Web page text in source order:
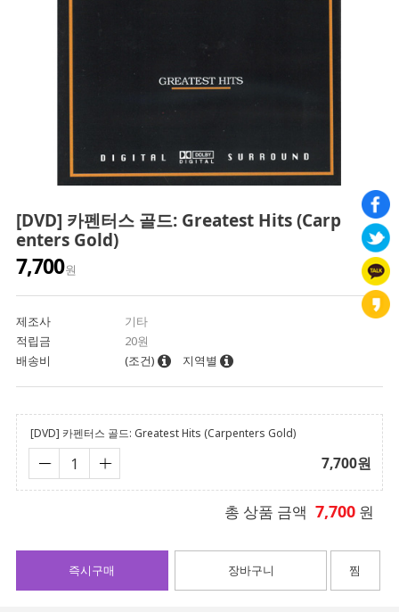
[DVD] 카펜터스 골드: Greatest Hits (Carp
enters Gold)
7,700원
제조사
기타
적립금
20원
배송비
(조건) 지역별
[DVD] 카펜터스 골드: Greatest Hits (Carpenters Gold)
7,700원
총 상품 금액 7,700 원
장바구니
즉시구매 찜